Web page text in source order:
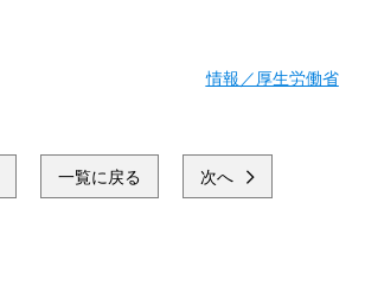
情報／厚生労働省
一覧に戻る 次へ